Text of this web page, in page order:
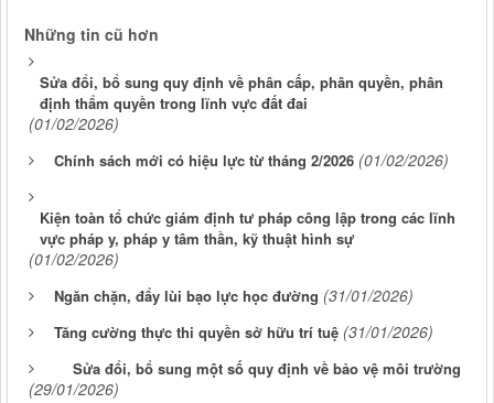
Những tin cũ hơn
Sửa đổi, bổ sung quy định về phân cấp, phân quyền, phân
định thẩm quyền trong lĩnh vực đất đai
(01/02/2026)
Chính sách mới có hiệu lực từ tháng 2/2026 (01/02/2026)
Kiện toàn tổ chức giám định tư pháp công lập trong các lĩnh
vực pháp y, pháp y tâm thần, kỹ thuật hình sự
(01/02/2026)
Ngăn chặn, đẩy lùi bạo lực học đường (31/01/2026)
Tăng cường thực thi quyền sở hữu trí tuệ (31/01/2026)
Sửa đổi, bổ sung một số quy định về bảo vệ môi trường
(29/01/2026)